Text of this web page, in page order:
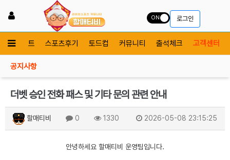
ON 로그인
보증사이트 스포츠후기 토드컵 커뮤니티 출석체크 고객센터
공지사항
더벳 승인 전화 패스 및 기타 문의 관련 안내
할매티비 0 1330 2026-05-08 23:15:25
안녕하세요 할매티비 운영팀입니다.